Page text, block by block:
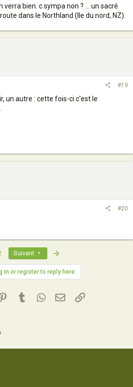
verra bien. c sympa non ? ... un sacré
dans le Northland (Ile du nord, NZ).
#19
un autre : cette fois-ci c'est le
#20
Suivant
in or register to reply here.
PinterestTumblrWhatsApp
Email Lien